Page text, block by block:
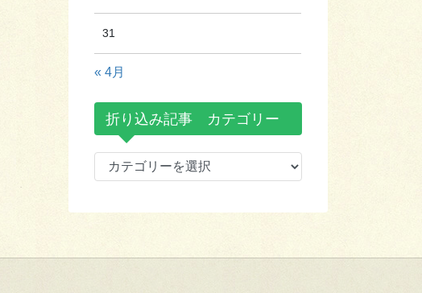
31
« 4月
折り込み記事 カテゴリー
り
事